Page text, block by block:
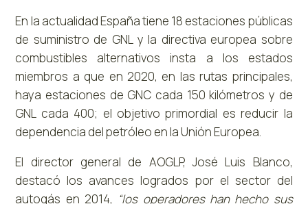
En la actualidad España tiene 18 estaciones públicas
de suministro de GNL y la directiva europea sobre
combustibles alternativos insta a los estados
miembros a que en 2020, en las rutas principales,
haya estaciones de GNC cada 150 kilómetros y de
GNL cada 400; el objetivo primordial es reducir la
dependencia del petróleo en la Unión Europea.
El director general de AOGLP, José Luis Blanco,
destacó los avances logrados por el sector del
autogás en 2014, “los operadores han hecho sus